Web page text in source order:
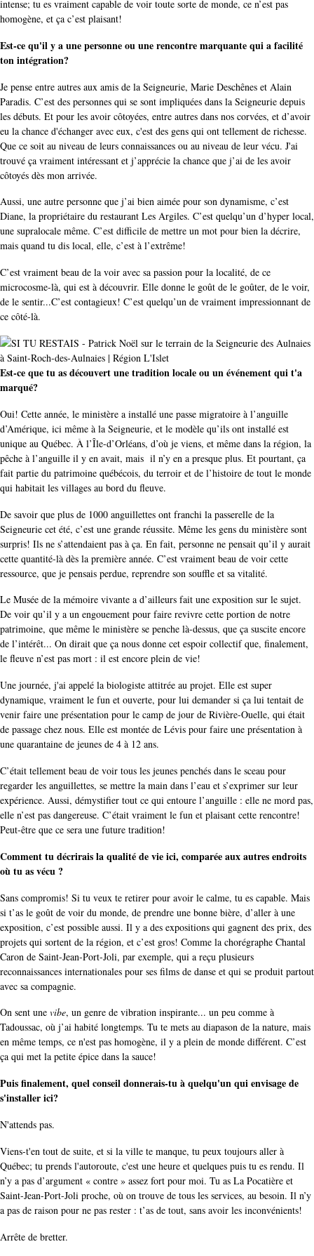
intense; tu es vraiment capable de voir toute sorte de monde, ce n’est pas
homogène, et ça c’est plaisant!
Est-ce qu'il y a une personne ou une rencontre marquante qui a facilité
ton intégration?
Je pense entre autres aux amis de la Seigneurie, Marie Deschênes et Alain
Paradis. C’est des personnes qui se sont impliquées dans la Seigneurie depuis
les débuts. Et pour les avoir côtoyées, entre autres dans nos corvées, et d’avoir
eu la chance d'échanger avec eux, c'est des gens qui ont tellement de richesse.
Que ce soit au niveau de leurs connaissances ou au niveau de leur vécu. J'ai
trouvé ça vraiment intéressant et j’apprécie la chance que j’ai de les avoir
côtoyés dès mon arrivée.
Aussi, une autre personne que j’ai bien aimée pour son dynamisme, c’est
Diane, la propriétaire du restaurant Les Argiles. C’est quelqu’un d’hyper local,
une supralocale même. C’est difficile de mettre un mot pour bien la décrire,
mais quand tu dis local, elle, c’est à l’extrême!
C’est vraiment beau de la voir avec sa passion pour la localité, de ce
microcosme-là, qui est à découvrir. Elle donne le goût de le goûter, de le voir,
de le sentir...C’est contagieux! C’est quelqu’un de vraiment impressionnant de
ce côté-là.
Est-ce que tu as découvert une tradition locale ou un événement qui t'a
marqué?
Oui! Cette année, le ministère a installé une passe migratoire à l’anguille
d’Amérique, ici même à la Seigneurie, et le modèle qu’ils ont installé est
unique au Québec. À l’Île-d’Orléans, d’où je viens, et même dans la région, la
pêche à l’anguille il y en avait, mais il n’y en a presque plus. Et pourtant, ça
fait partie du patrimoine québécois, du terroir et de l’histoire de tout le monde
qui habitait les villages au bord du fleuve.
De savoir que plus de 1000 anguillettes ont franchi la passerelle de la
Seigneurie cet été, c’est une grande réussite. Même les gens du ministère sont
surpris! Ils ne s’attendaient pas à ça. En fait, personne ne pensait qu’il y aurait
cette quantité-là dès la première année. C’est vraiment beau de voir cette
ressource, que je pensais perdue, reprendre son souffle et sa vitalité.
Le Musée de la mémoire vivante a d’ailleurs fait une exposition sur le sujet.
De voir qu’il y a un engouement pour faire revivre cette portion de notre
patrimoine, que même le ministère se penche là-dessus, que ça suscite encore
de l’intérêt... On dirait que ça nous donne cet espoir collectif que, finalement,
le fleuve n’est pas mort : il est encore plein de vie!
Une journée, j'ai appelé la biologiste attitrée au projet. Elle est super
dynamique, vraiment le fun et ouverte, pour lui demander si ça lui tentait de
venir faire une présentation pour le camp de jour de Rivière-Ouelle, qui était
de passage chez nous. Elle est montée de Lévis pour faire une présentation à
une quarantaine de jeunes de 4 à 12 ans.
C’était tellement beau de voir tous les jeunes penchés dans le sceau pour
regarder les anguillettes, se mettre la main dans l’eau et s’exprimer sur leur
expérience. Aussi, démystifier tout ce qui entoure l’anguille : elle ne mord pas,
elle n’est pas dangereuse. C’était vraiment le fun et plaisant cette rencontre!
Peut-être que ce sera une future tradition!
Comment tu décrirais la qualité de vie ici, comparée aux autres endroits
où tu as vécu ?
Sans compromis! Si tu veux te retirer pour avoir le calme, tu es capable. Mais
si t’as le goût de voir du monde, de prendre une bonne bière, d’aller à une
exposition, c’est possible aussi. Il y a des expositions qui gagnent des prix, des
projets qui sortent de la région, et c’est gros! Comme la chorégraphe Chantal
Caron de Saint-Jean-Port-Joli, par exemple, qui a reçu plusieurs
reconnaissances internationales pour ses films de danse et qui se produit partout
avec sa compagnie.
On sent une vibe, un genre de vibration inspirante... un peu comme à
Tadoussac, où j’ai habité longtemps. Tu te mets au diapason de la nature, mais
en même temps, ce n'est pas homogène, il y a plein de monde différent. C’est
ça qui met la petite épice dans la sauce!
Puis finalement, quel conseil donnerais-tu à quelqu'un qui envisage de
s'installer ici?
N'attends pas.
Viens-t'en tout de suite, et si la ville te manque, tu peux toujours aller à
Québec; tu prends l'autoroute, c'est une heure et quelques puis tu es rendu. Il
n’y a pas d’argument « contre » assez fort pour moi. Tu as La Pocatière et
Saint-Jean-Port-Joli proche, où on trouve de tous les services, au besoin. Il n’y
a pas de raison pour ne pas rester : t’as de tout, sans avoir les inconvénients!
Arrête de bretter.